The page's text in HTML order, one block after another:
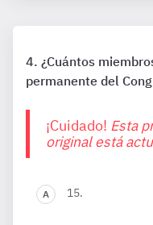
¿Cuántos
permanente del
¡Cuidado! Esta
original está
15.